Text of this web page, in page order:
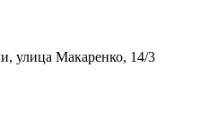
улица Макаренко, 14/3